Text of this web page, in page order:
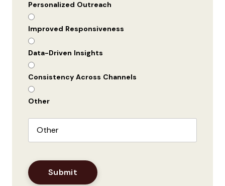
Personalized Outreach
Improved Responsiveness
Data-Driven Insights
Consistency Across Channels
Other